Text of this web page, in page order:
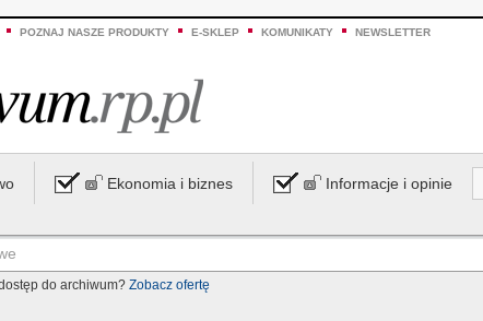
POZNAJ NASZE PRODUKTY E-SKLEP KOMUNIKATY NEWSLETTER
Ekonomia i biznes Informacje i opinie
do archiwum? Zobacz ofertę